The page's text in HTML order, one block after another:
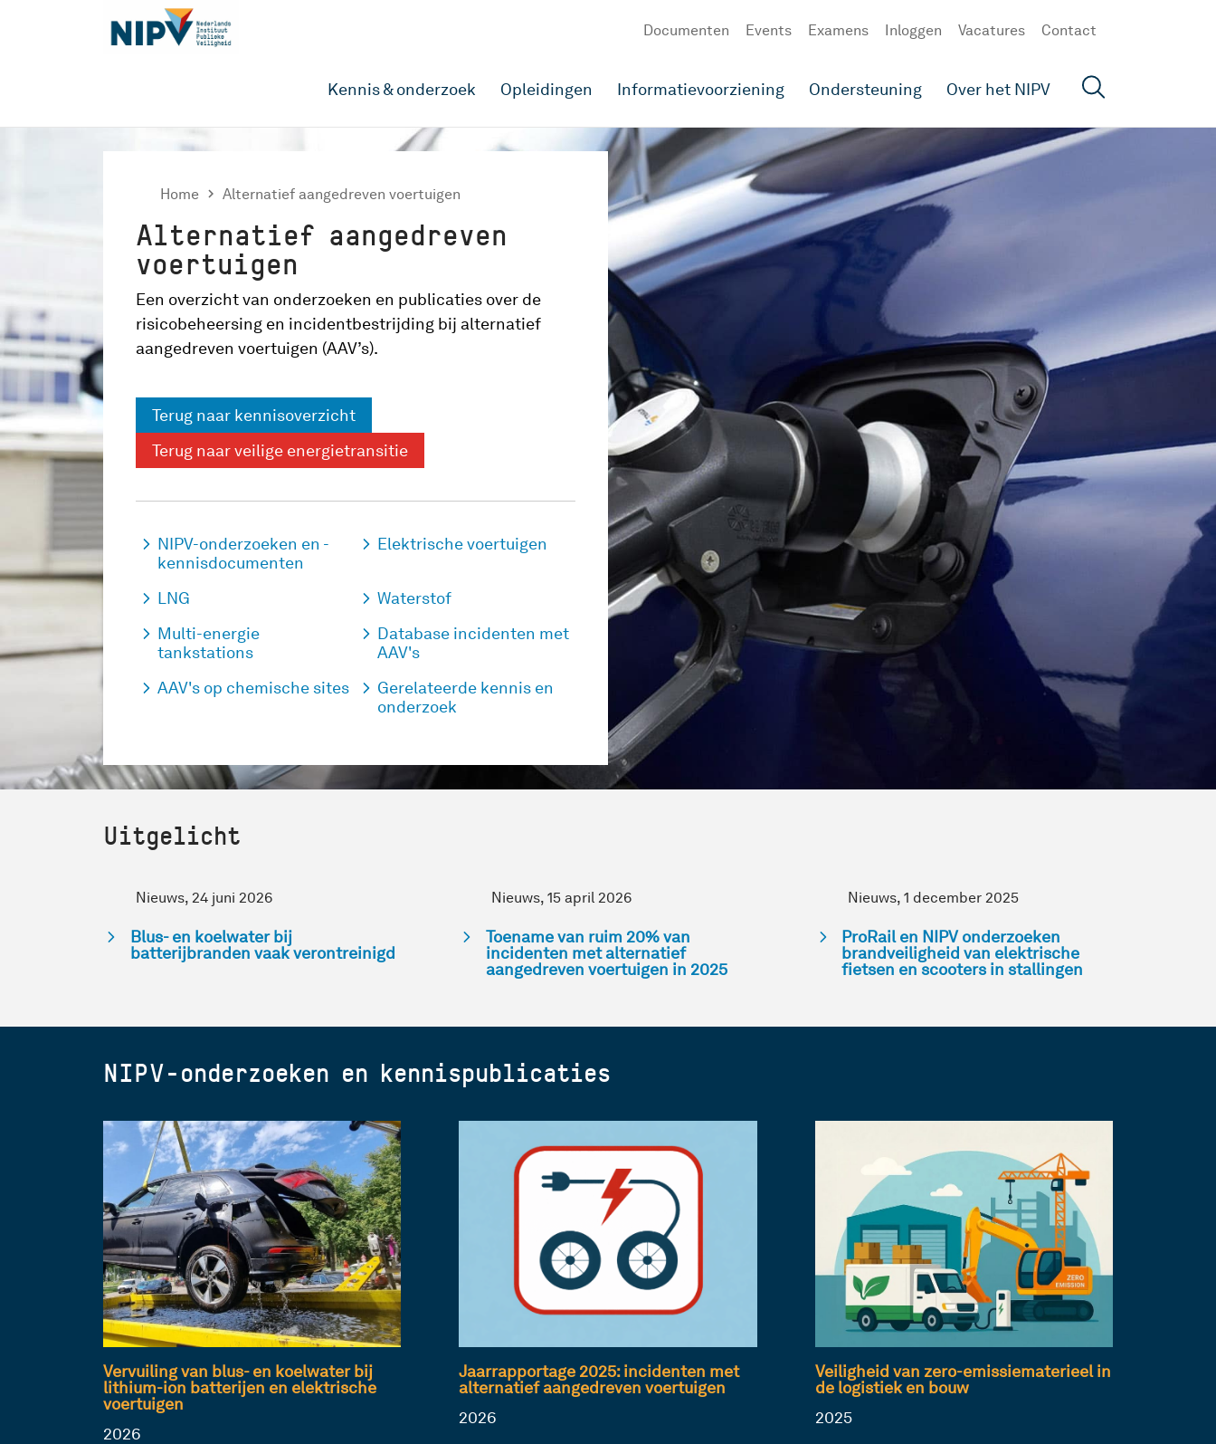
Documenten Events Examens Inloggen Vacatures Contact
Kennis & onderzoek Opleidingen Informatievoorziening Ondersteuning Over het NIPV
Home  Alternatief aangedreven voertuigen
Alternatief aangedreven
voertuigen
Een overzicht van onderzoeken en publicaties over de
risicobeheersing en incidentbestrijding bij alternatief
aangedreven voertuigen (AAV’s).
Terug naar kennisoverzicht
Terug naar veilige energietransitie
NIPV-onderzoeken en -
kennisdocumenten
Elektrische voertuigen
LNG
Waterstof
Multi-energie
tankstations
Database incidenten met
AAV's
AAV's op chemische sites
Gerelateerde kennis en
onderzoek
Uitgelicht
Nieuws, 24 juni 2026
Blus- en koelwater bij
batterijbranden vaak verontreinigd
Nieuws, 15 april 2026
Toename van ruim 20% van
incidenten met alternatief
aangedreven voertuigen in 2025
Nieuws, 1 december 2025
ProRail en NIPV onderzoeken
brandveiligheid van elektrische
fietsen en scooters in stallingen
NIPV-onderzoeken en kennispublicaties
Vervuiling van blus- en koelwater bij
lithium-ion batterijen en elektrische
voertuigen
2026
Jaarrapportage 2025: incidenten met
alternatief aangedreven voertuigen
2026
Veiligheid van zero-emissiematerieel in
de logistiek en bouw
2025